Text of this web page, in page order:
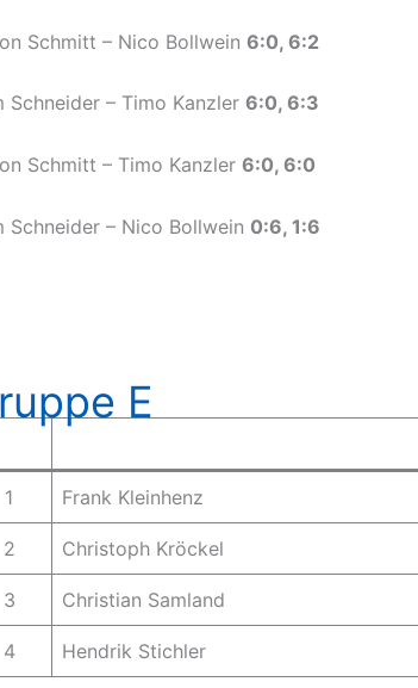
Schmitt – Nico Bollwein 6:0, 6:2
Schneider – Timo Kanzler 6:0, 6:3
Schmitt – Timo Kanzler 6:0, 6:0
Schneider – Nico Bollwein 0:6, 1:6
E
1 Frank Kleinhenz
2 Christoph Kröckel
3 Christian Samland
4 Hendrik Stichler